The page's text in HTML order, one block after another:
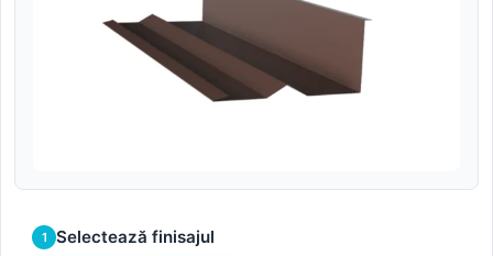
1 Selectează finisajul